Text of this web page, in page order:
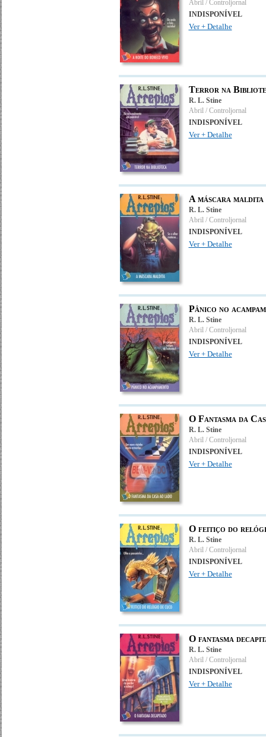
Abril / Controljornal
INDISPONÍVEL
Ver + Detalhe
Terror na
R. L. Stine
Abril / Controljornal
INDISPONÍVEL
Ver + Detalhe
A máscara maldita
R. L. Stine
Abril / Controljornal
INDISPONÍVEL
Ver + Detalhe
Pânico no
R. L. Stine
Abril / Controljornal
INDISPONÍVEL
Ver + Detalhe
O Fantasma da
R. L. Stine
Abril / Controljornal
INDISPONÍVEL
Ver + Detalhe
O feitiço do
R. L. Stine
Abril / Controljornal
INDISPONÍVEL
Ver + Detalhe
O fantasma
R. L. Stine
Abril / Controljornal
INDISPONÍVEL
Ver + Detalhe